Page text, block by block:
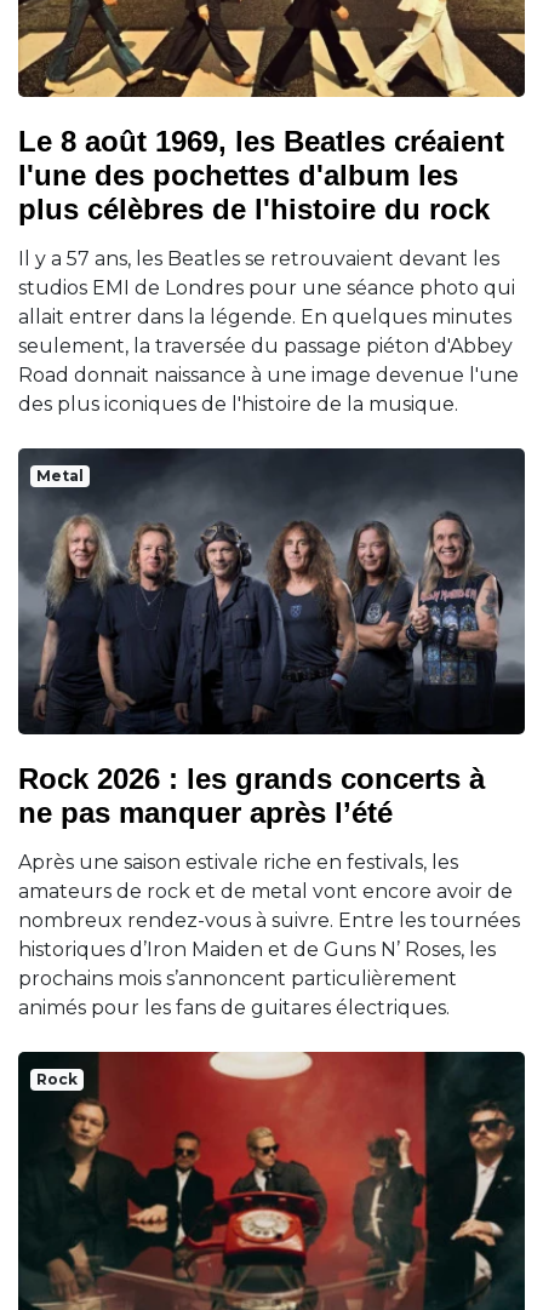
Le 8 août 1969, les Beatles créaient
l'une des pochettes d'album les
plus célèbres de l'histoire du rock
Il y a 57 ans, les Beatles se retrouvaient devant les
studios EMI de Londres pour une séance photo qui
allait entrer dans la légende. En quelques minutes
seulement, la traversée du passage piéton d'Abbey
Road donnait naissance à une image devenue l'une
des plus iconiques de l'histoire de la musique.
Metal
Rock 2026 : les grands concerts à
ne pas manquer après l’été
Après une saison estivale riche en festivals, les
amateurs de rock et de metal vont encore avoir de
nombreux rendez-vous à suivre. Entre les tournées
historiques d’Iron Maiden et de Guns N’ Roses, les
prochains mois s’annoncent particulièrement
animés pour les fans de guitares électriques.
Rock